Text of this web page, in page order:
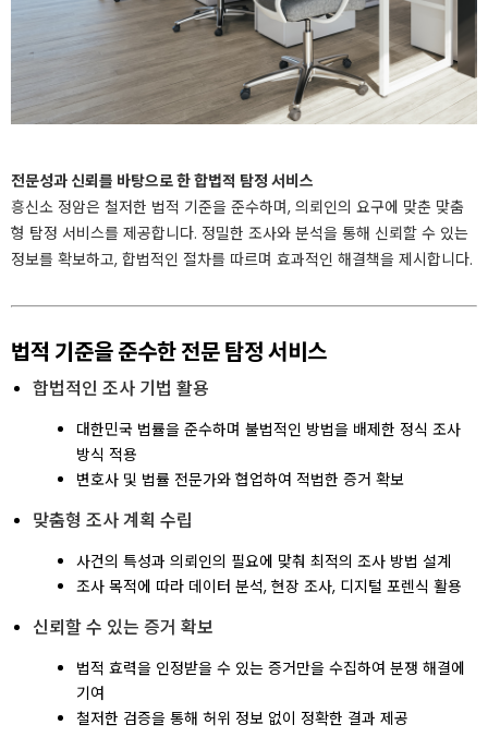
전문성과 신뢰를 바탕으로 한 합법적 탐정 서비스
흥신소 정암은 철저한 법적 기준을 준수하며, 의뢰인의 요구에 맞춘 맞춤
형 탐정 서비스를 제공합니다. 정밀한 조사와 분석을 통해 신뢰할 수 있는
정보를 확보하고, 합법적인 절차를 따르며 효과적인 해결책을 제시합니다.
법적 기준을 준수한 전문 탐정 서비스
합법적인 조사 기법 활용
대한민국 법률을 준수하며 불법적인 방법을 배제한 정식 조사
방식 적용
변호사 및 법률 전문가와 협업하여 적법한 증거 확보
맞춤형 조사 계획 수립
사건의 특성과 의뢰인의 필요에 맞춰 최적의 조사 방법 설계
조사 목적에 따라 데이터 분석, 현장 조사, 디지털 포렌식 활용
신뢰할 수 있는 증거 확보
법적 효력을 인정받을 수 있는 증거만을 수집하여 분쟁 해결에
기여
철저한 검증을 통해 허위 정보 없이 정확한 결과 제공